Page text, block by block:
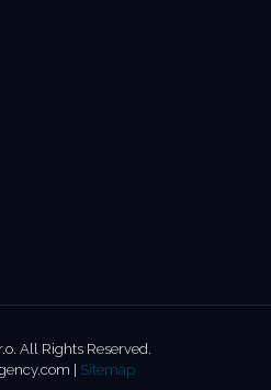
All Rights Reserved.
| Sitemap